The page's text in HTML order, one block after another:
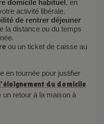
domicile habituel , en
activité libérale.
de rentrer déjeuner
la distance ou du temps
ou un ticket de caisse au
en tournée pour justifier
l’éloignement du domicile
retour à la maison à